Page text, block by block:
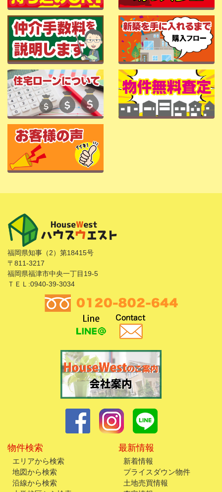
福岡県知事（2）第18415号
〒811-3217
福岡県福津市中央一丁目19-5
ＴＥＬ:0940-39-3034
物件検索
エリアから検索
地図から検索
沿線から検索
最新情報
新着情報
プライスダウン物件
土地売買情報